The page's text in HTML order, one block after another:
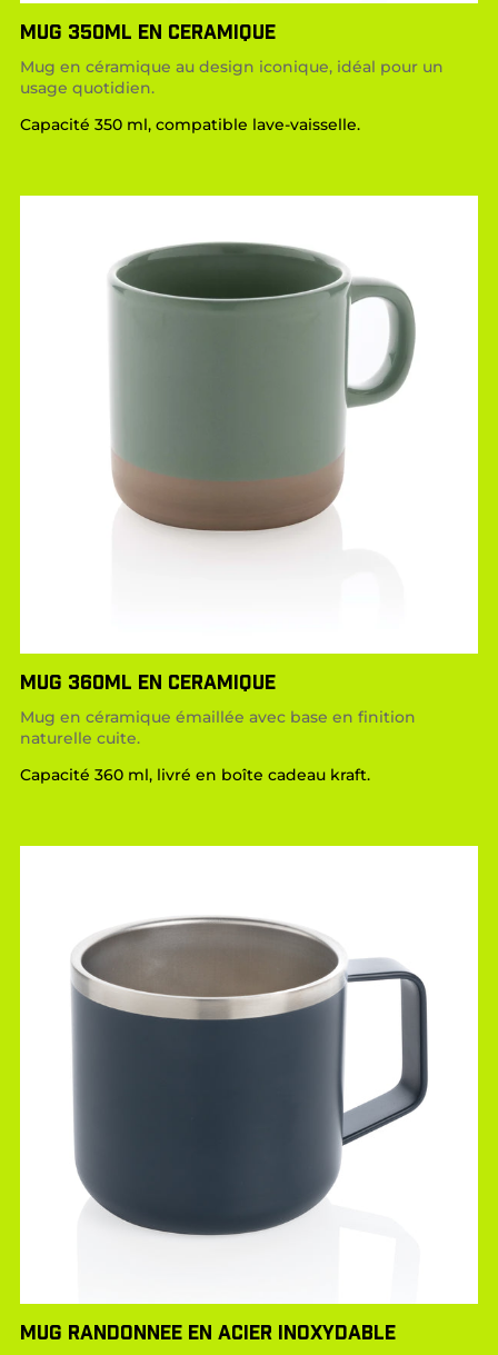
MUG 350ML EN CERAMIQUE
Mug en céramique au design iconique, idéal pour un
usage quotidien.
Capacité 350 ml, compatible lave-vaisselle.
MUG 360ML EN CERAMIQUE
Mug en céramique émaillée avec base en finition
naturelle cuite.
Capacité 360 ml, livré en boîte cadeau kraft.
MUG RANDONNEE EN ACIER INOXYDABLE